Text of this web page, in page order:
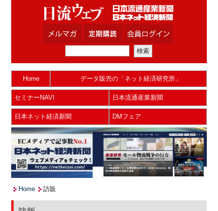
Home データ販売の「ネット経済研究所」
セミナーNAVI 日本流通産業新聞
日本ネット経済新聞 DMフェア
Home 訪販